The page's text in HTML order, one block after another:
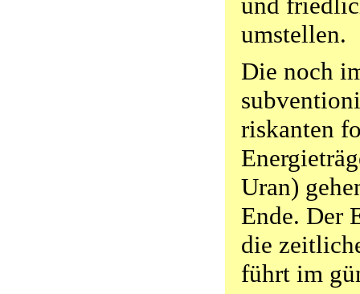
umstellen.
Die noch
riskanten
Uran)
Ende. Der
die
führt im